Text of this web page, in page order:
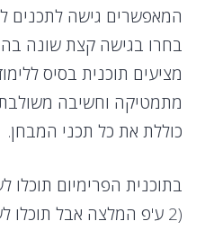
המאפשרים גישה לתכנים
בחרו בגישה קצת שונה
מציעים תוכנית בסיס
מתמטיקה וחשיבה משולבת
כוללת את כל תכני המבחן.
(2 ע'פ המלצה אבל תוכלו לעשות יותר).